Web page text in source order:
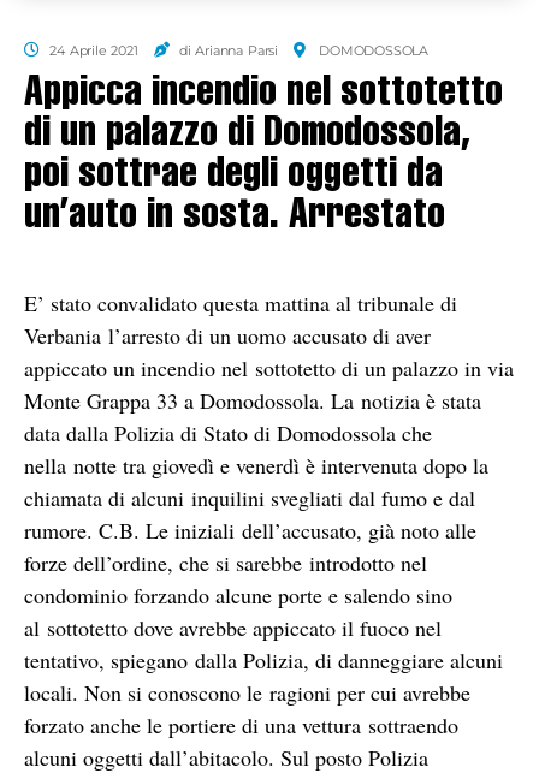
24 Aprile 2021 di Arianna Parsi DOMODOSSOLA
Appicca incendio nel sottotetto
di un palazzo di Domodossola,
poi sottrae degli oggetti da
un’auto in sosta. Arrestato
E’ stato convalidato questa mattina al tribunale di
Verbania l’arresto di un uomo accusato di aver
appiccato un incendio nel sottotetto di un palazzo in via
Monte Grappa 33 a Domodossola. La notizia è stata
data dalla Polizia di Stato di Domodossola che
nella notte tra giovedì e venerdì è intervenuta dopo la
chiamata di alcuni inquilini svegliati dal fumo e dal
rumore. C.B. Le iniziali dell’accusato, già noto alle
forze dell’ordine, che si sarebbe introdotto nel
condominio forzando alcune porte e salendo sino
al sottotetto dove avrebbe appiccato il fuoco nel
tentativo, spiegano dalla Polizia, di danneggiare alcuni
locali. Non si conoscono le ragioni per cui avrebbe
forzato anche le portiere di una vettura sottraendo
alcuni oggetti dall’abitacolo. Sul posto Polizia